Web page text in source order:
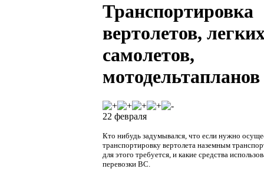
Транспортировка
вертолетов,
самолетов,
мотодельтапланов
22 февраля
Кто нибудь задумывался, что если нужно
транспортировку вертолета наземным
для этого требуется, и какие средства
перевозки ВС.